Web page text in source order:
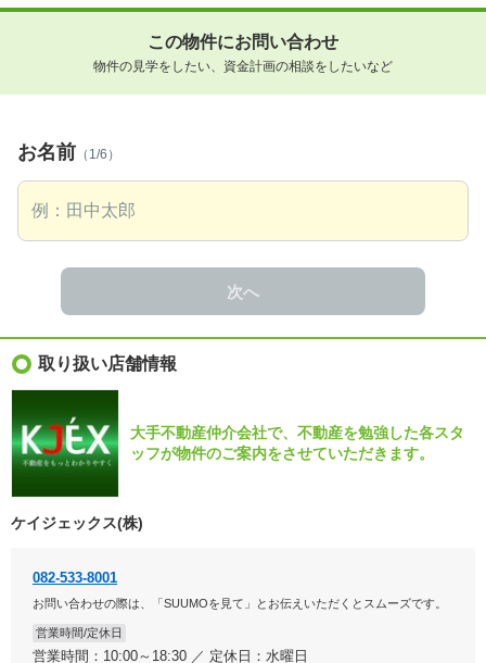
この物件にお問い合わせ
物件の見学をしたい、資金計画の相談をしたいなど
お名前 （1/6）
次へ
取り扱い店舗情報
大手不動産仲介会社で、不動産を勉強した各スタ
ッフが物件のご案内をさせていただきます。
ケイジェックス(株)
082-533-8001
お問い合わせの際は、「SUUMOを見て」とお伝えいただくとスムーズです。
営業時間/定休日
営業時間：10:00～18:30 ／ 定休日：水曜日